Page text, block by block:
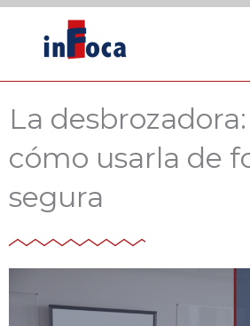
Ir
contenido
La
cómo usarla de
segura